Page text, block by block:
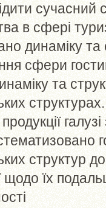
сучасний
в сфері
динаміку та
сфери
та
структур
щодо їх